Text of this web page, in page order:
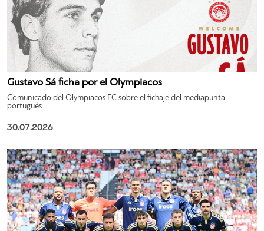
Gustavo Sá ficha por el Olympiacos
Comunicado del Olympiacos FC sobre el fichaje del mediapunta
portugués.
30.07.2026